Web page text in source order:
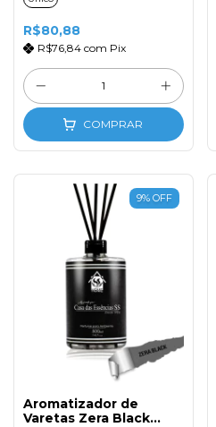
Tampa e Varetas de
R$80,88
R$76,84 com Pix
COMPRAR
9% OFF
Aromatizador de
Varetas Zera Black